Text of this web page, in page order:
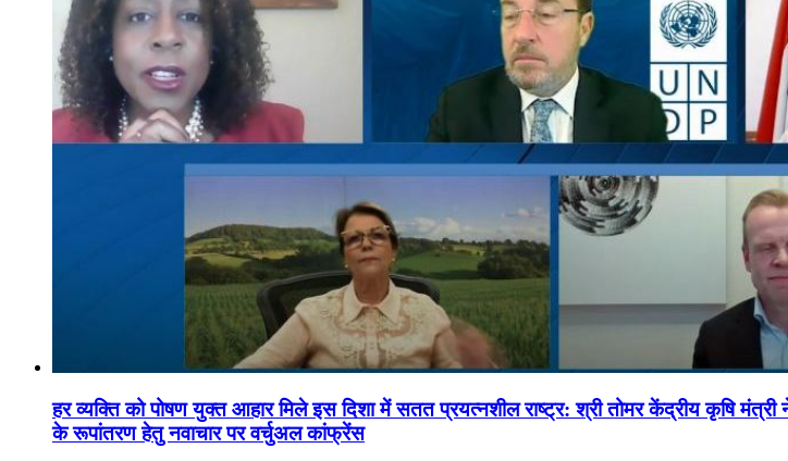
हर व्यक्ति को पोषण युक्त आहार मिले इस दिशा में सतत प्रयत्नशील राष्ट्र: श्री तोमर केंद्रीय कृषि
के रूपांतरण हेतु नवाचार पर वर्चुअल कांफ्रेंस